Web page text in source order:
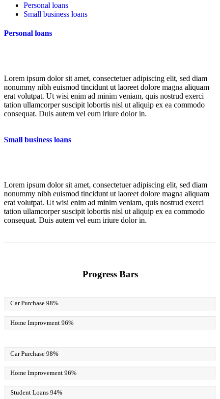
Personal loans
Small business loans
Personal loans
Lorem ipsum dolor sit amet, consectetuer adipiscing elit, sed diam
nonummy nibh euismod tincidunt ut laoreet dolore magna aliquam
erat volutpat. Ut wisi enim ad minim veniam, quis nostrud exerci
tation ullamcorper suscipit lobortis nisl ut aliquip ex ea commodo
consequat. Duis autem vel eum iriure dolor in.
Small business loans
Lorem ipsum dolor sit amet, consectetuer adipiscing elit, sed diam
nonummy nibh euismod tincidunt ut laoreet dolore magna aliquam
erat volutpat. Ut wisi enim ad minim veniam, quis nostrud exerci
tation ullamcorper suscipit lobortis nisl ut aliquip ex ea commodo
consequat. Duis autem vel eum iriure dolor in.
Progress Bars
Car Purchase 98%
Home Improvment 96%
Car Purchase 98%
Home Improvement 96%
Student Loans 94%